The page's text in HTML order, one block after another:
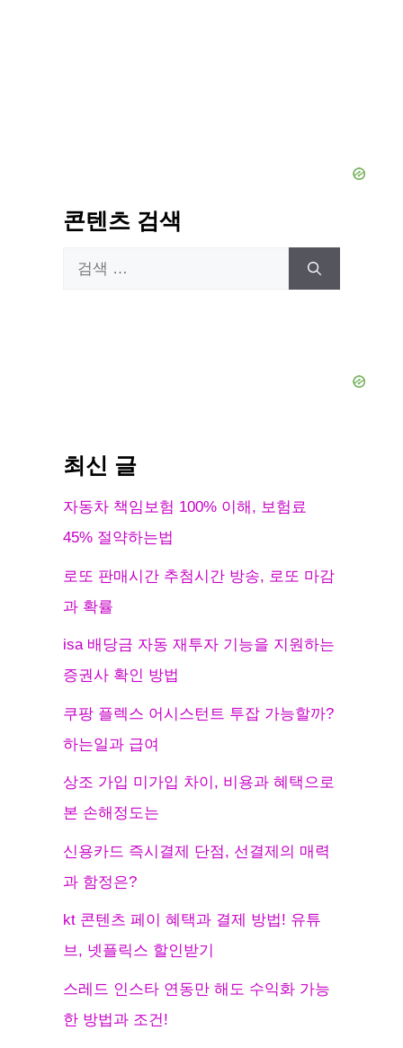
콘텐츠 검색
최신 글
자동차 책임보험 100% 이해, 보험료
45% 절약하는법
로또 판매시간 추첨시간 방송, 로또 마감
과 확률
isa 배당금 자동 재투자 기능을 지원하는
증권사 확인 방법
쿠팡 플렉스 어시스턴트 투잡 가능할까?
하는일과 급여
상조 가입 미가입 차이, 비용과 혜택으로
본 손해정도는
신용카드 즉시결제 단점, 선결제의 매력
과 함정은?
kt 콘텐츠 페이 혜택과 결제 방법! 유튜
브, 넷플릭스 할인받기
스레드 인스타 연동만 해도 수익화 가능
한 방법과 조건!